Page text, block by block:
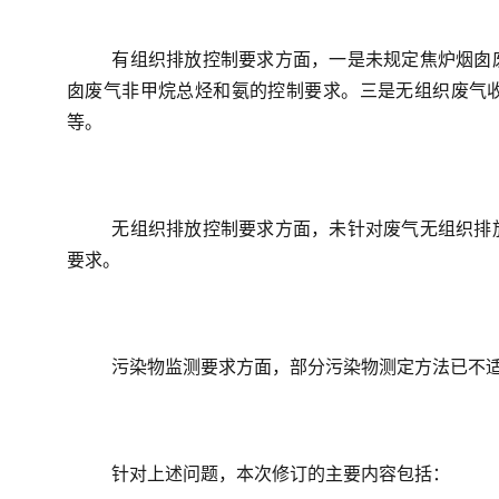
有组织排放控制要求方面，一是未规定焦炉烟
囱废气非甲烷总烃和氨的控制要求。三是无组织废
等。
无组织排放控制要求方面，未针对废气无组织
要求。
污染物监测要求方面，部分污染物测定方法已不
针对上述问题，本次修订的主要内容包括：